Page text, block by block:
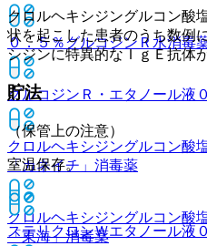
０．５％グルコジンＲ水消毒
グルコジンＲ・エタノール液
クロルヘキシジングルコン酸
「カネイチ」 消毒薬
クロルヘキシジングルコン酸
「東海」消毒薬
クロルヘキシジングルコン酸
状を起こした患者のうち数例
シジンに特異的なＩｇＥ抗体
貯法
（保管上の注意）
室温保存。
ステリクロンＷエタノール液